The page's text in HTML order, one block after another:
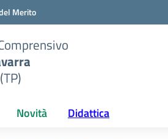
Merito
Novità Didattica